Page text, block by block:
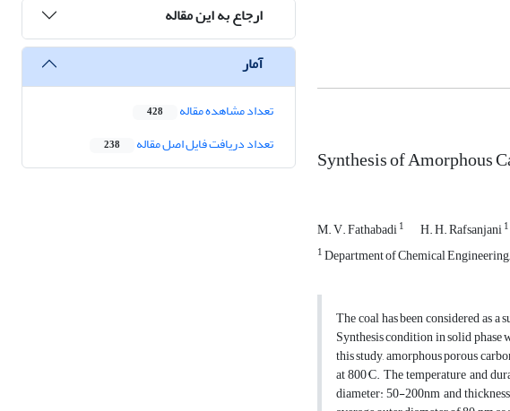
Synthesis of Amorphous
M. V. Fathabadi1 H. H. Rafsanjani1
1Department of Chemical
The coal has been considered as
Synthesis condition in solid phase
this study, amorphous porous
at 800°C. The temperature and
diameter: 50-200nm and
ارجاع به این مقاله
آمار
تعداد مشاهده مقاله 428
تعداد دریافت فایل اصل مقاله 238